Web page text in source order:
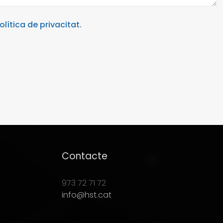
de privacitat.
Contacte
973 72 71 72
info@hst.cat